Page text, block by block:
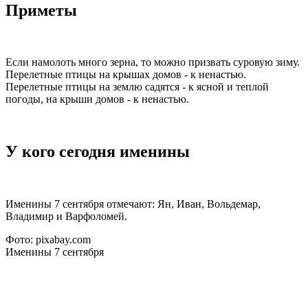
Приметы
Если намолоть много зерна, то можно призвать суровую зиму.
Перелетные птицы на крышах домов - к ненастью.
Перелетные птицы на землю садятся - к ясной и теплой
погоды, на крыши домов - к ненастью.
У кого сегодня именины
Именины 7 сентября отмечают: Ян, Иван, Вольдемар,
Владимир и Варфоломей.
Фото: pixabay.com
Именины 7 сентября